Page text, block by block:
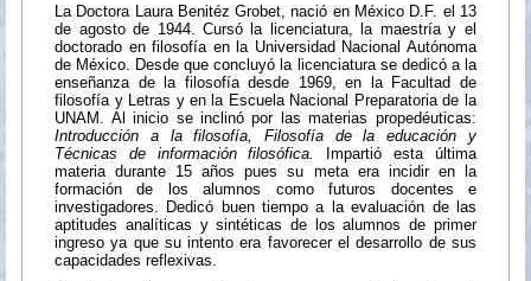
La Doctora Laura Benitéz Grobet, nació en México D.F. el 13
de agosto de 1944. Cursó la licenciatura, la maestría y el
doctorado en filosofía en la Universidad Nacional Autónoma
de México. Desde que concluyó la licenciatura se dedicó a la
enseñanza de la filosofía desde 1969, en la Facultad de
filosofía y Letras y en la Escuela Nacional Preparatoria de la
UNAM. Al inicio se inclinó por las materias propedéuticas:
Introducción a la filosofía, Filosofía de la educación y
Técnicas de información filosófica.
Impartió esta última
materia durante 15 años pues su meta era incidir en la
formación de los alumnos como futuros docentes e
investigadores. Dedicó buen tiempo a la evaluación de las
aptitudes analíticas y sintéticas de los alumnos de primer
ingreso ya que su intento era favorecer el desarrollo de sus
capacidades reflexivas.